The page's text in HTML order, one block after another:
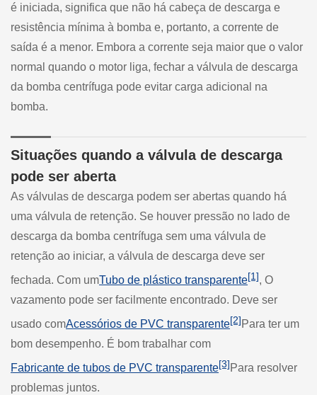
é iniciada, significa que não há cabeça de descarga e
resistência mínima à bomba e, portanto, a corrente de
saída é a menor. Embora a corrente seja maior que o valor
normal quando o motor liga, fechar a válvula de descarga
da bomba centrífuga pode evitar carga adicional na
bomba.
Situações quando a válvula de descarga
pode ser aberta
As válvulas de descarga podem ser abertas quando há
uma válvula de retenção. Se houver pressão no lado de
descarga da bomba centrífuga sem uma válvula de
retenção ao iniciar, a válvula de descarga deve ser
fechada. Com umTubo de plástico transparente[1], O
vazamento pode ser facilmente encontrado. Deve ser
usado comAcessórios de PVC transparente[2]Para ter um
bom desempenho. É bom trabalhar com
Fabricante de tubos de PVC transparente[3]Para resolver
problemas juntos.